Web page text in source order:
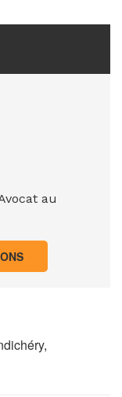
au